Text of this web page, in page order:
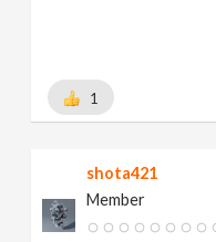
1
shota421
Member